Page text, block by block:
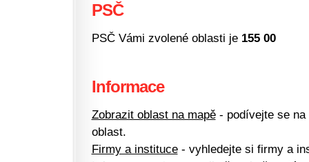
PSČ
PSČ Vámi zvolené oblasti je 155 00
Informace
Zobrazit oblast na mapě- podívejte se na
oblast.
Firmy a instituce- vyhledejte si firmy a